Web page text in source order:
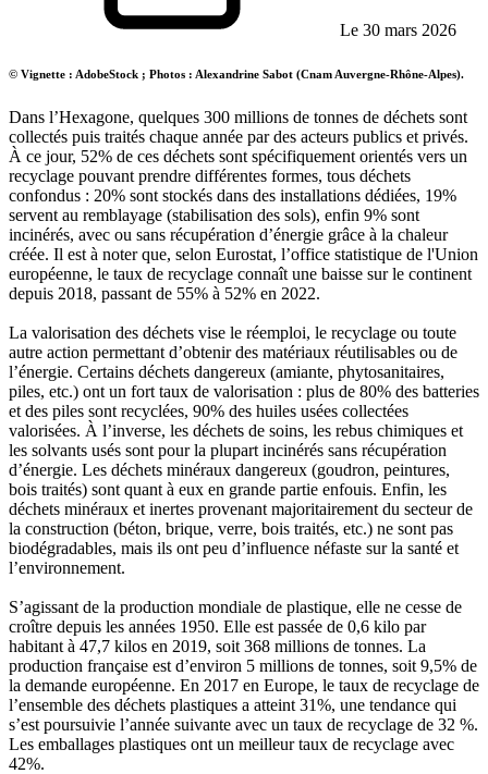
Le 30 mars 2026
© Vignette : AdobeStock ; Photos : Alexandrine Sabot (Cnam Auvergne-Rhône-Alpes).
Dans l’Hexagone, quelques 300 millions de tonnes de déchets sont
collectés puis traités chaque année par des acteurs publics et privés.
À ce jour, 52% de ces déchets sont spécifiquement orientés vers un
recyclage pouvant prendre différentes formes, tous déchets
confondus : 20% sont stockés dans des installations dédiées, 19%
servent au remblayage (stabilisation des sols), enfin 9% sont
incinérés, avec ou sans récupération d’énergie grâce à la chaleur
créée. Il est à noter que, selon Eurostat, l’office statistique de l'Union
européenne, le taux de recyclage connaît une baisse sur le continent
depuis 2018, passant de 55% à 52% en 2022.
La valorisation des déchets vise le réemploi, le recyclage ou toute
autre action permettant d’obtenir des matériaux réutilisables ou de
l’énergie. Certains déchets dangereux (amiante, phytosanitaires,
piles, etc.) ont un fort taux de valorisation : plus de 80% des batteries
et des piles sont recyclées, 90% des huiles usées collectées
valorisées. À l’inverse, les déchets de soins, les rebus chimiques et
les solvants usés sont pour la plupart incinérés sans récupération
d’énergie. Les déchets minéraux dangereux (goudron, peintures,
bois traités) sont quant à eux en grande partie enfouis. Enfin, les
déchets minéraux et inertes provenant majoritairement du secteur de
la construction (béton, brique, verre, bois traités, etc.) ne sont pas
biodégradables, mais ils ont peu d’influence néfaste sur la santé et
l’environnement.
S’agissant de la production mondiale de plastique, elle ne cesse de
croître depuis les années 1950. Elle est passée de 0,6 kilo par
habitant à 47,7 kilos en 2019, soit 368 millions de tonnes. La
production française est d’environ 5 millions de tonnes, soit 9,5% de
la demande européenne. En 2017 en Europe, le taux de recyclage de
l’ensemble des déchets plastiques a atteint 31%, une tendance qui
s’est poursuivie l’année suivante avec un taux de recyclage de 32 %.
Les emballages plastiques ont un meilleur taux de recyclage avec
42%.